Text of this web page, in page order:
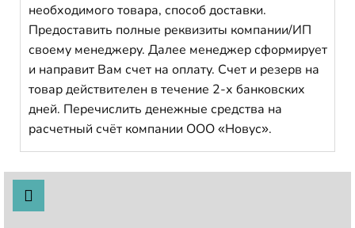
необходимого товара, способ доставки.
Предоставить полные реквизиты компании/ИП
своему менеджеру. Далее менеджер сформирует
и направит Вам счет на оплату. Счет и резерв на
товар действителен в течение 2-х банковских
дней. Перечислить денежные средства на
расчетный счёт компании ООО «Новус».